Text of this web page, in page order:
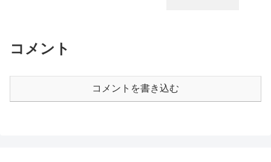
コメント
コメントを書き込む